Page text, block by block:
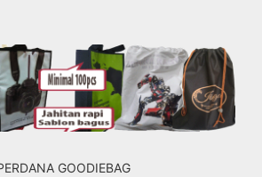
GOODIEBAG